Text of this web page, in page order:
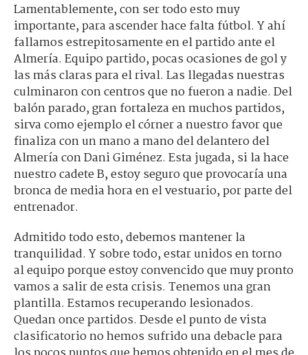
Lamentablemente, con ser todo esto muy
importante, para ascender hace falta fútbol. Y ahí
fallamos estrepitosamente en el partido ante el
Almería. Equipo partido, pocas ocasiones de gol y
las más claras para el rival. Las llegadas nuestras
culminaron con centros que no fueron a nadie. Del
balón parado, gran fortaleza en muchos partidos,
sirva como ejemplo el córner a nuestro favor que
finaliza con un mano a mano del delantero del
Almería con Dani Giménez. Esta jugada, si la hace
nuestro cadete B, estoy seguro que provocaría una
bronca de media hora en el vestuario, por parte del
entrenador.
Admitido todo esto, debemos mantener la
tranquilidad. Y sobre todo, estar unidos en torno
al equipo porque estoy convencido que muy pronto
vamos a salir de esta crisis. Tenemos una gran
plantilla. Estamos recuperando lesionados.
Quedan once partidos. Desde el punto de vista
clasificatorio no hemos sufrido una debacle para